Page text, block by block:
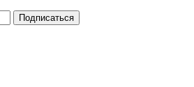
Подписаться